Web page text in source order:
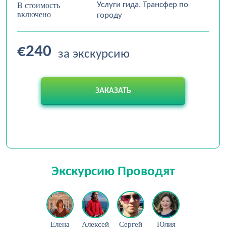
В стоимость
включено
Услуги гида. Трансфер по
городу
€240 за экскурсию
ЗАКАЗАТЬ
Экскурсию Проводят
Елена Алексей Сергей Юлия